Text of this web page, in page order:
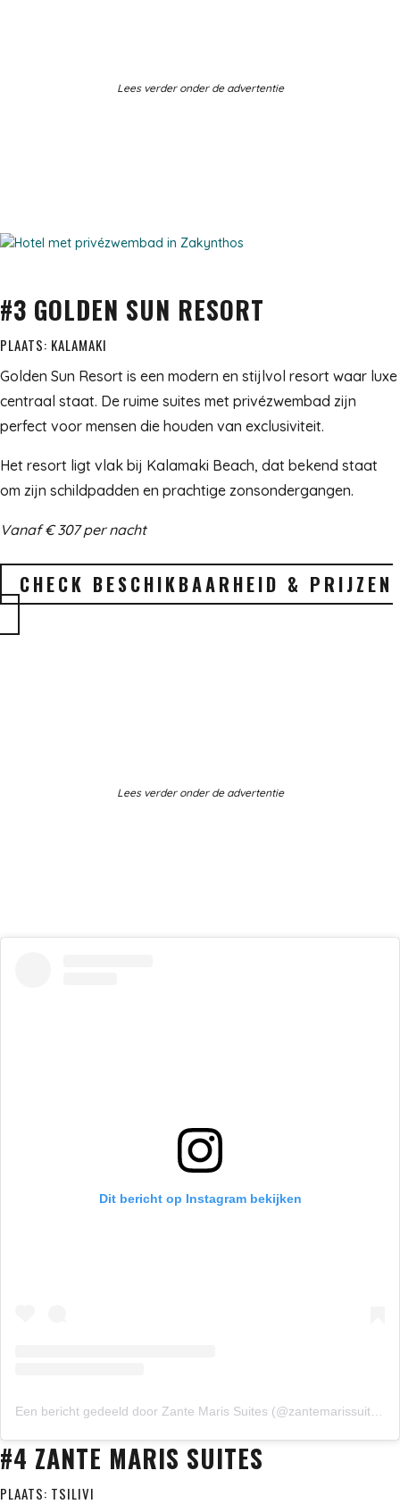
Lees verder onder de advertentie
#3 GOLDEN SUN RESORT
PLAATS: KALAMAKI
Golden Sun Resort is een modern en stijlvol resort waar luxe
centraal staat. De ruime suites met privézwembad zijn
perfect voor mensen die houden van exclusiviteit.
Het resort ligt vlak bij Kalamaki Beach, dat bekend staat
om zijn schildpadden en prachtige zonsondergangen.
Vanaf € 307 per nacht
CHECK BESCHIKBAARHEID & PRIJZEN
Lees verder onder de advertentie
Dit bericht op Instagram bekijken
#4 ZANTE MARIS SUITES
PLAATS: TSILIVI